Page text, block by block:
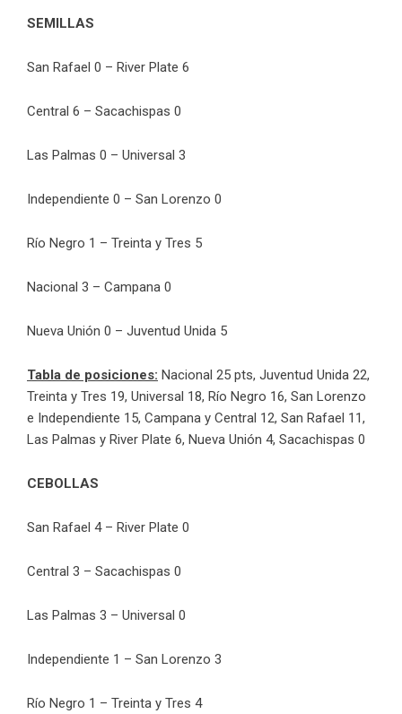
SEMILLAS
San Rafael 0 – River Plate 6
Central 6 – Sacachispas 0
Las Palmas 0 – Universal 3
Independiente 0 – San Lorenzo 0
Río Negro 1 – Treinta y Tres 5
Nacional 3 – Campana 0
Nueva Unión 0 – Juventud Unida 5
Tabla de posiciones: Nacional 25 pts, Juventud Unida 22,
Treinta y Tres 19, Universal 18, Río Negro 16, San Lorenzo
e Independiente 15, Campana y Central 12, San Rafael 11,
Las Palmas y River Plate 6, Nueva Unión 4, Sacachispas 0
CEBOLLAS
San Rafael 4 – River Plate 0
Central 3 – Sacachispas 0
Las Palmas 3 – Universal 0
Independiente 1 – San Lorenzo 3
Río Negro 1 – Treinta y Tres 4